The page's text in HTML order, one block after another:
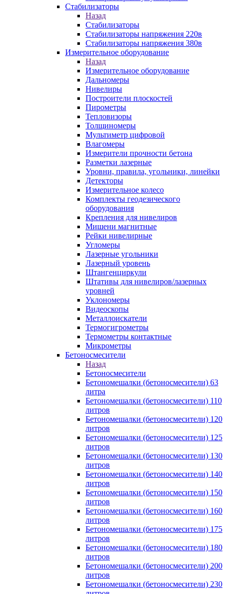
Стабилизаторы
Назад
Стабилизаторы
Стабилизаторы напряжения 220в
Стабилизаторы напряжения 380в
Измерительное оборудование
Назад
Измерительное оборудование
Дальномеры
Нивелиры
Построители плоскостей
Пирометры
Тепловизоры
Толщиномеры
Мультиметр цифровой
Влагомеры
Измерители прочности бетона
Разметки лазерные
Уровни, правила, угольники, линейки
Детекторы
Измерительное колесо
Комплекты геодезического
оборудования
Крепления для нивелиров
Мишени магнитные
Рейки нивелирные
Угломеры
Лазерные угольники
Лазерный уровень
Штангенциркули
Штативы для нивелиров/лазерных
уровней
Уклономеры
Видеоскопы
Металлоискатели
Термогигрометры
Термометры контактные
Микрометры
Бетоносмесители
Назад
Бетоносмесители
Бетономешалки (бетоносмесители) 63
литра
Бетономешалки (бетоносмесители) 110
литров
Бетономешалки (бетоносмесители) 120
литров
Бетономешалки (бетоносмесители) 125
литров
Бетономешалки (бетоносмесители) 130
литров
Бетономешалки (бетоносмесители) 140
литров
Бетономешалки (бетоносмесители) 150
литров
Бетономешалки (бетоносмесители) 160
литров
Бетономешалки (бетоносмесители) 175
литров
Бетономешалки (бетоносмесители) 180
литров
Бетономешалки (бетоносмесители) 200
литров
Бетономешалки (бетоносмесители) 230